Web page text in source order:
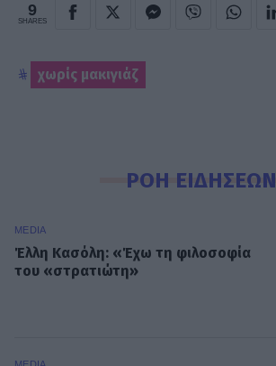
9
SHARES
χωρίς μακιγιάζ
ΡΟΗ ΕΙΔΗΣΕΩΝ
MEDIA
Έλλη Κασόλη: «Έχω τη φιλοσοφία
του «στρατιώτη»